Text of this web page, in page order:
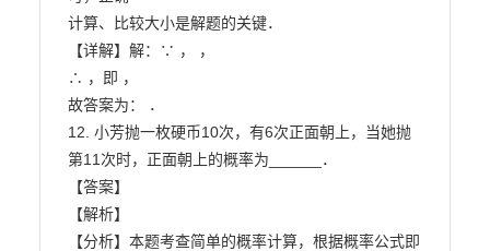
计算、比较大小是解题的关键．
【详解】解：∵ ， ，
∴ ，即 ，
故答案为： ．
12. 小芳抛一枚硬币10次，有6次正面朝上，当她抛
第11次时，正面朝上的概率为______．
【答案】
【解析】
【分析】本题考查简单的概率计算，根据概率公式即